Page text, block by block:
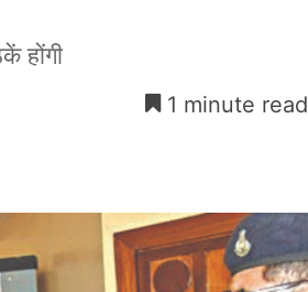
होंगी
1 minute read